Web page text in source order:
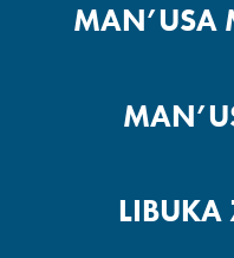
MAN’USA
LIBUKA